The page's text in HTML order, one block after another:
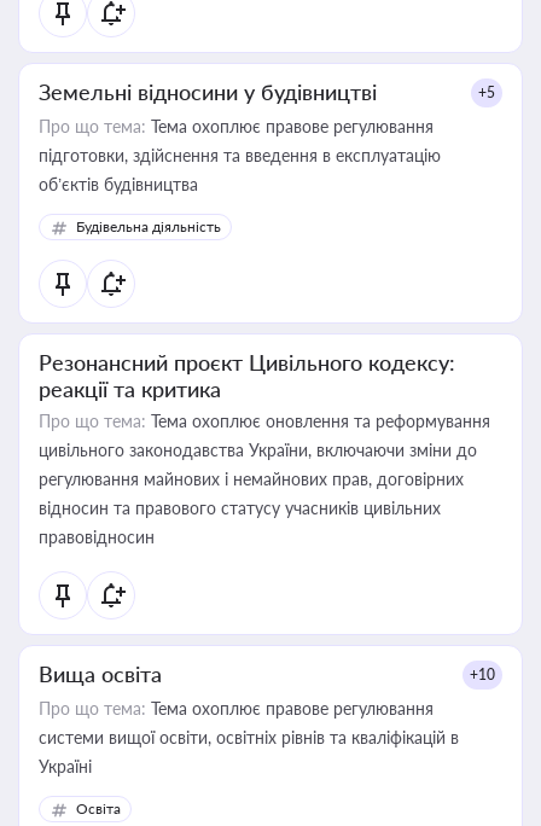
Земельні відносини у будівництві +5
Про що тема: Тема охоплює правове регулювання
підготовки, здійснення та введення в експлуатацію
об’єктів будівництва
Будівельна діяльність
Резонансний проєкт Цивільного кодексу:
реакції та критика
Про що тема: Тема охоплює оновлення та реформування
цивільного законодавства України, включаючи зміни до
регулювання майнових і немайнових прав, договірних
відносин та правового статусу учасників цивільних
правовідносин
Вища освіта +10
Про що тема: Тема охоплює правове регулювання
системи вищої освіти, освітніх рівнів та кваліфікацій в
Україні
Освіта